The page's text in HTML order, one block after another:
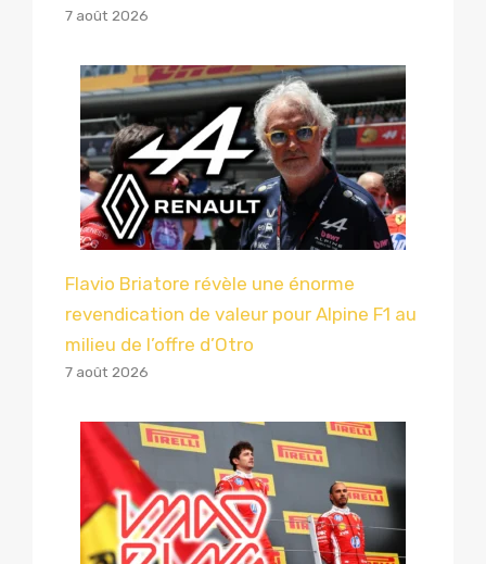
7 août 2026
Flavio Briatore révèle une énorme
revendication de valeur pour Alpine F1 au
milieu de l’offre d’Otro
7 août 2026